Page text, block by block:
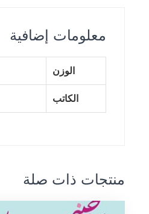
معلومات إضافية
الوزن
الكاتب
منتجات ذات صلة